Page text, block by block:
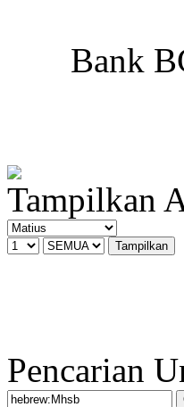
Bank
Tampilkan
Pencarian